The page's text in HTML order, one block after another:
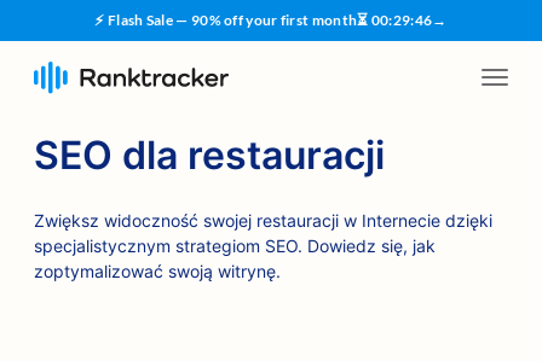
⚡ Flash Sale — 90% off your first month⏳ 00:29:45→
SEO dla restauracji
Zwiększ widoczność swojej restauracji w Internecie dzięki
specjalistycznym strategiom SEO. Dowiedz się, jak
zoptymalizować swoją witrynę.